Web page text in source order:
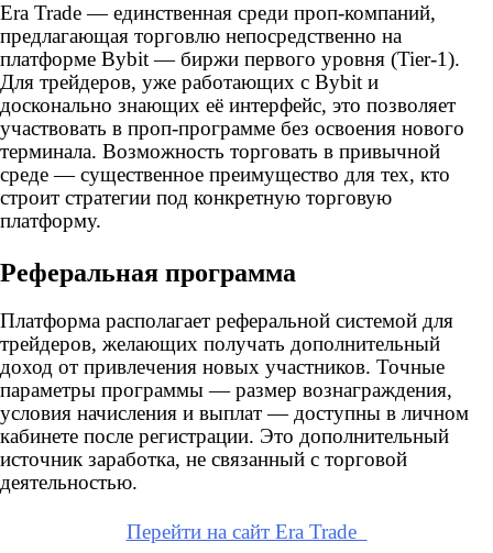
Era Trade — единственная среди проп-компаний,
предлагающая торговлю непосредственно на
платформе Bybit — биржи первого уровня (Tier-1).
Для трейдеров, уже работающих с Bybit и
досконально знающих её интерфейс, это позволяет
участвовать в проп-программе без освоения нового
терминала. Возможность торговать в привычной
среде — существенное преимущество для тех, кто
строит стратегии под конкретную торговую
платформу.
Реферальная программа
Платформа располагает реферальной системой для
трейдеров, желающих получать дополнительный
доход от привлечения новых участников. Точные
параметры программы — размер вознаграждения,
условия начисления и выплат — доступны в личном
кабинете после регистрации. Это дополнительный
источник заработка, не связанный с торговой
деятельностью.
Перейти на сайт Era Trade